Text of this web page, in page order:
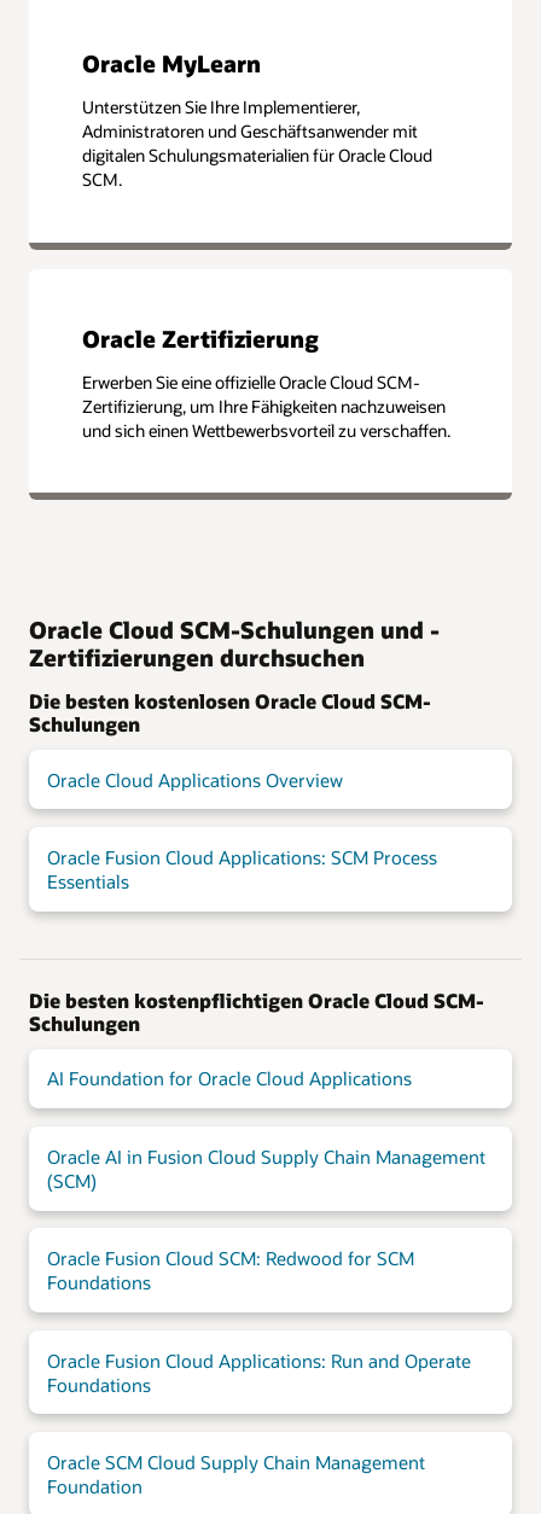
Oracle MyLearn
Unterstützen Sie Ihre Implementierer,
Administratoren und Geschäftsanwender mit
digitalen Schulungsmaterialien für Oracle Cloud
SCM.
Oracle Zertifizierung
Erwerben Sie eine offizielle Oracle Cloud SCM-
Zertifizierung, um Ihre Fähigkeiten nachzuweisen
und sich einen Wettbewerbsvorteil zu verschaffen.
Oracle Cloud SCM-Schulungen und -
Zertifizierungen durchsuchen
Die besten kostenlosen Oracle Cloud SCM-
Schulungen
Oracle Cloud Applications Overview
Oracle Fusion Cloud Applications: SCM Process
Essentials
Die besten kostenpflichtigen Oracle Cloud SCM-
Schulungen
AI Foundation for Oracle Cloud Applications
Oracle AI in Fusion Cloud Supply Chain Management
(SCM)
Oracle Fusion Cloud SCM: Redwood for SCM
Foundations
Oracle Fusion Cloud Applications: Run and Operate
Foundations
Oracle SCM Cloud Supply Chain Management
Foundation